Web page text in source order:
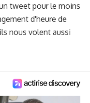
tweet pour le moins
d'heure de
nous volent aussi